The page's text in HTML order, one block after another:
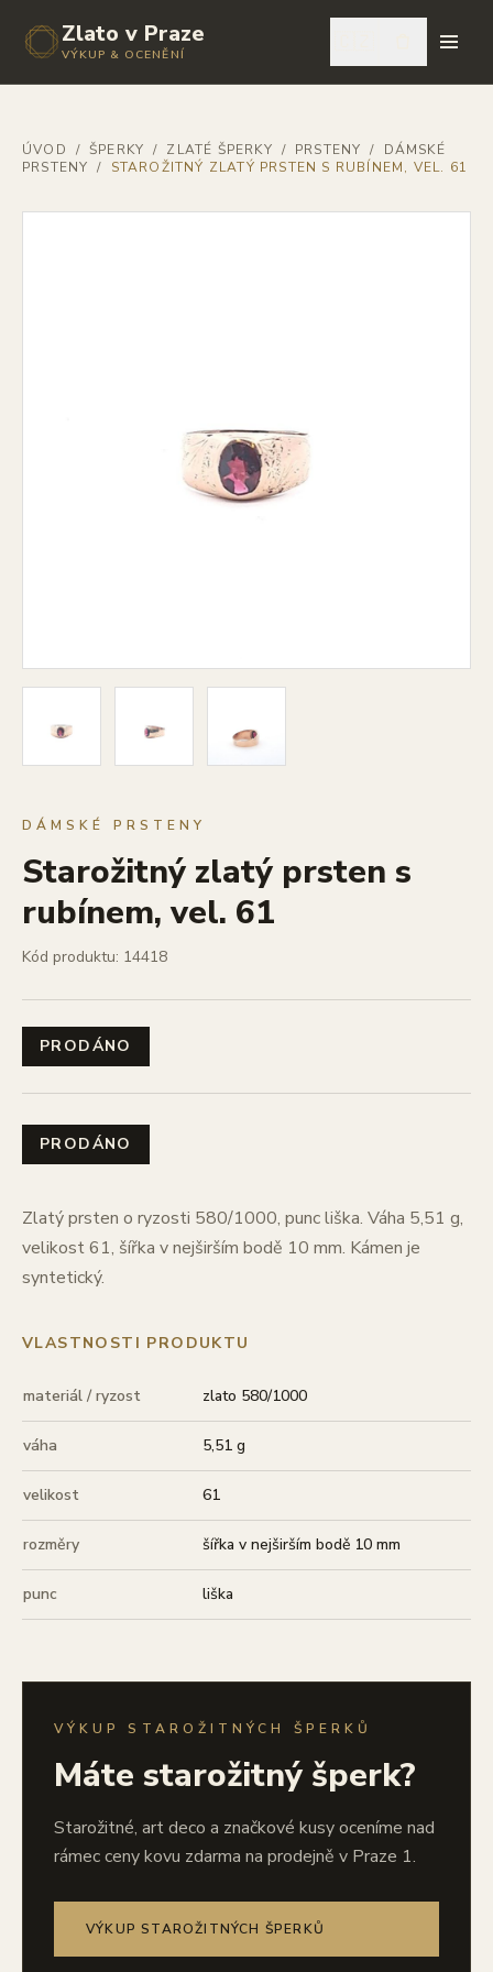
Zlato v Praze
VÝKUP & OCENĚNÍ
ÚVOD / ŠPERKY / ZLATÉ ŠPERKY / PRSTENY /
DÁMSKÉ
PRSTENY / STAROŽITNÝ ZLATÝ PRSTEN S RUBÍNEM, VEL. 61
DÁMSKÉ PRSTENY
Starožitný zlatý prsten s
rubínem, vel. 61
Kód produktu: 14418
PRODÁNO
PRODÁNO
Zlatý prsten o ryzosti 580/1000, punc liška. Váha 5,51 g,
velikost 61, šířka v nejširším bodě 10 mm. Kámen je
syntetický.
VLASTNOSTI PRODUKTU
materiál / ryzost zlato 580/1000
váha 5,51 g
velikost 61
rozměry šířka v nejširším bodě 10 mm
punc liška
VÝKUP STAROŽITNÝCH ŠPERKŮ
Máte starožitný šperk?
Starožitné, art deco a značkové kusy oceníme nad
rámec ceny kovu zdarma na prodejně v Praze 1.
VÝKUP STAROŽITNÝCH ŠPERKŮ